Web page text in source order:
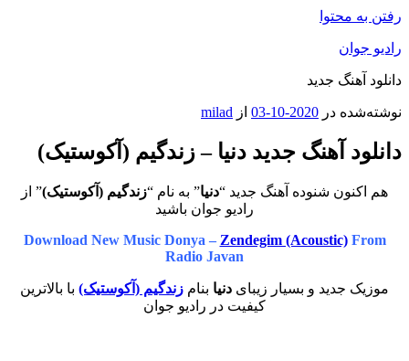
رفتن به محتوا
رادیو جوان
دانلود آهنگ جدید
نوشته‌شده در 2020-10-03 از milad
دانلود آهنگ جدید دنیا – زندگیم (آکوستیک)
هم اکنون شنوده آهنگ جدید “دنیا” به نام “زندگیم (آکوستیک)” از
رادیو جوان باشید
Download New Music Donya – Zendegim (Acoustic)From
Radio Javan
موزیک جدید و بسیار زیبای دنیا بنام زندگیم (آکوستیک) با بالاترین
کیفیت در رادیو جوان